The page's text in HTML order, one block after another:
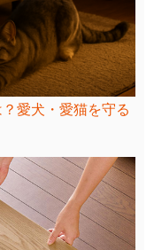
愛犬・愛猫を守る